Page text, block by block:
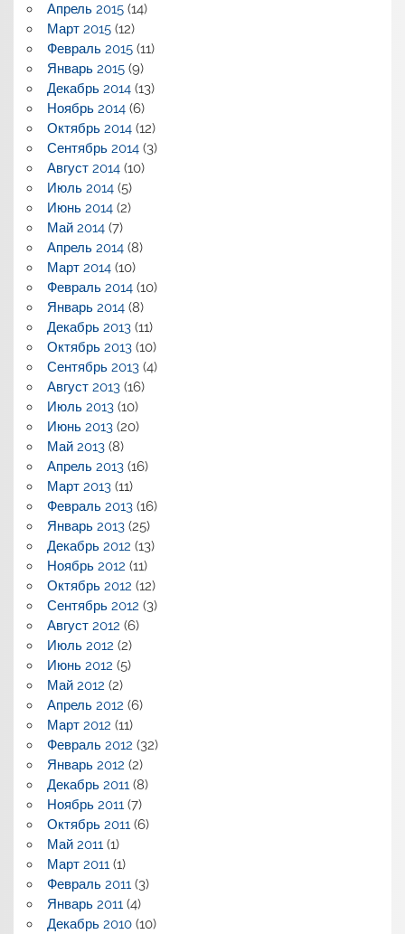
Апрель 2015(14)
Март 2015(12)
Февраль 2015(11)
Январь 2015(9)
Декабрь 2014(13)
Ноябрь 2014(6)
Октябрь 2014(12)
Сентябрь 2014(3)
Август 2014(10)
Июль 2014(5)
Июнь 2014(2)
Май 2014(7)
Апрель 2014(8)
Март 2014(10)
Февраль 2014(10)
Январь 2014(8)
Декабрь 2013(11)
Октябрь 2013(10)
Сентябрь 2013(4)
Август 2013(16)
Июль 2013(10)
Июнь 2013(20)
Май 2013(8)
Апрель 2013(16)
Март 2013(11)
Февраль 2013(16)
Январь 2013(25)
Декабрь 2012 (13)
Ноябрь 2012 (11)
Октябрь 2012 (12)
Сентябрь 2012 (3)
Август 2012 (6)
Июль 2012 (2)
Июнь 2012 (5)
Май 2012 (2)
Апрель 2012 (6)
Март 2012 (11)
Февраль 2012 (32)
Январь 2012 (2)
Декабрь 2011(8)
Ноябрь 2011(7)
Октябрь 2011(6)
Май 2011(1)
Март 2011(1)
Февраль 2011(3)
Январь 2011(4)
Декабрь 2010(10)